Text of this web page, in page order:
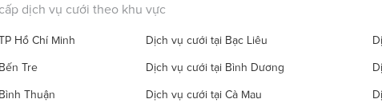
dịch vụ cưới theo khu vực
Hồ Chí Minh Dịch vụ cưới tại Bạc Liêu
Tre Dịch vụ cưới tại Bình Dương
Thuận Dịch vụ cưới tại Cà Mau